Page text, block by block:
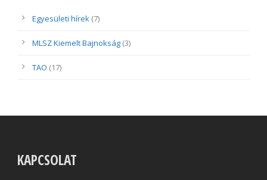
Egyesületi hírek (7)
MLSZ Kiemelt Bajnokság (3)
TAO (17)
KAPCSOLAT